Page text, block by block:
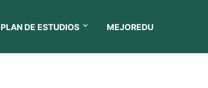
PLAN DE ESTUDIOS MEJOREDU